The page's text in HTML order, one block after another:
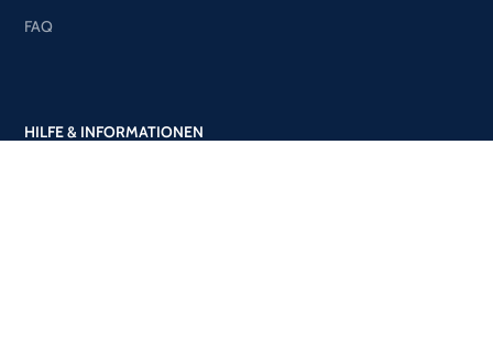
FAQ
HILFE & INFORMATIONEN